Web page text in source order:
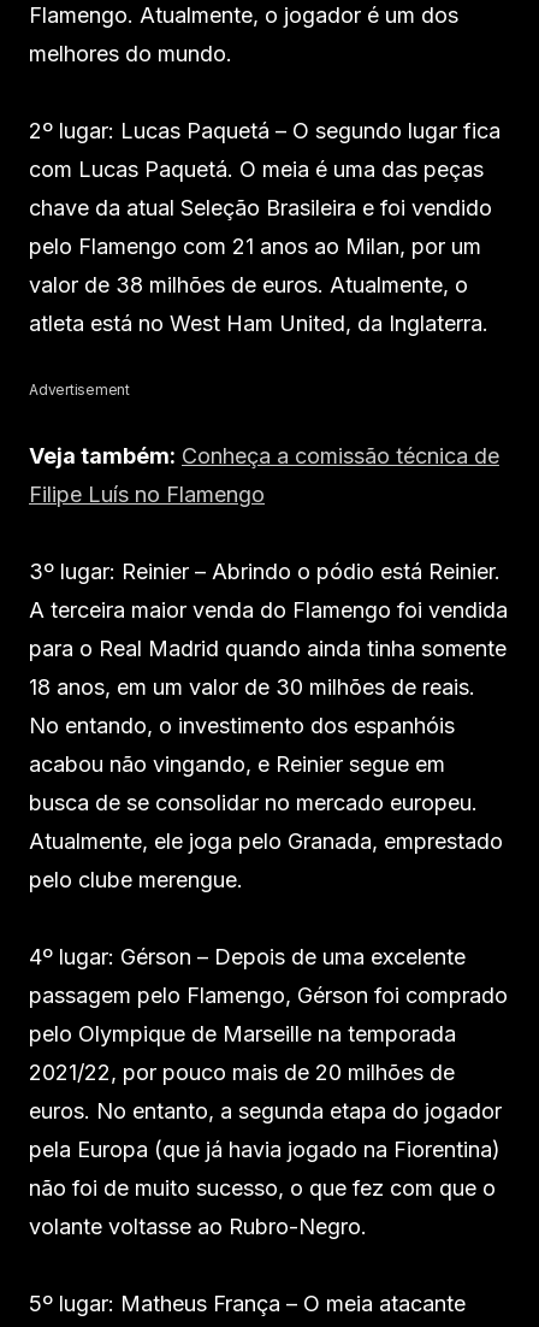
Flamengo. Atualmente, o jogador é um dos
melhores do mundo.
2º lugar: Lucas Paquetá – O segundo lugar fica
com Lucas Paquetá. O meia é uma das peças
chave da atual Seleção Brasileira e foi vendido
pelo Flamengo com 21 anos ao Milan, por um
valor de 38 milhões de euros. Atualmente, o
atleta está no West Ham United, da Inglaterra.
Advertisement
Veja também: Conheça a comissão técnica de
Filipe Luís no Flamengo
3º lugar: Reinier – Abrindo o pódio está Reinier.
A terceira maior venda do Flamengo foi vendida
para o Real Madrid quando ainda tinha somente
18 anos, em um valor de 30 milhões de reais.
No entando, o investimento dos espanhóis
acabou não vingando, e Reinier segue em
busca de se consolidar no mercado europeu.
Atualmente, ele joga pelo Granada, emprestado
pelo clube merengue.
4º lugar: Gérson – Depois de uma excelente
passagem pelo Flamengo, Gérson foi comprado
pelo Olympique de Marseille na temporada
2021/22, por pouco mais de 20 milhões de
euros. No entanto, a segunda etapa do jogador
pela Europa (que já havia jogado na Fiorentina)
não foi de muito sucesso, o que fez com que o
volante voltasse ao Rubro-Negro.
5º lugar: Matheus França – O meia atacante